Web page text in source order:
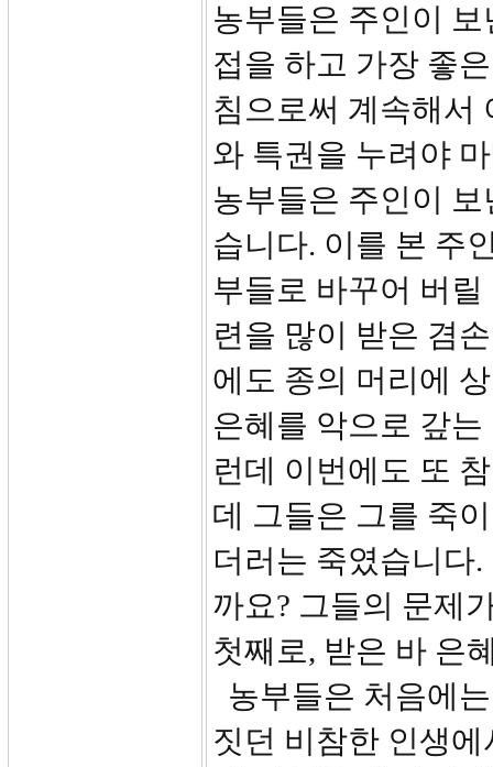
농부들은 주인이
접을 하고 가장 좋
침으로써 계속해서
와 특권을 누려야
농부들은 주인이
습니다. 이를 본 주
부들로 바꾸어 버
련을 많이 받은 겸
에도 종의 머리에
은혜를 악으로 갚
런데 이번에도 또
데 그들은 그를 죽
더러는 죽였습니다
까요? 그들의 문제
첫째로, 받은 바 은
농부들은 처음에
짓던 비참한 인생